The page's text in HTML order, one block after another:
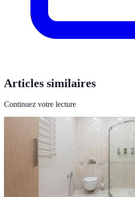
Articles similaires
Continuez votre lecture